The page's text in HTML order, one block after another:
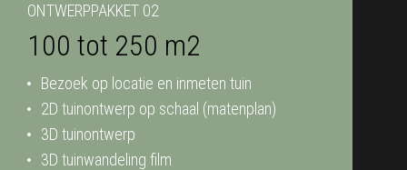
ONTWERPPAKKET 02
100 tot 250 m2
Bezoek op locatie en inmeten tuin
2D tuinontwerp op schaal (matenplan)
3D tuinontwerp
3D tuinwandeling film